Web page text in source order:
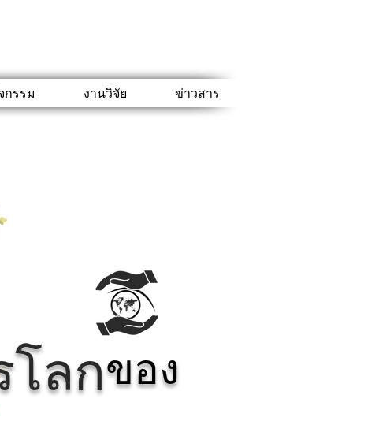
กรรม งานวิจัย ข่าวสาร
ลกของ